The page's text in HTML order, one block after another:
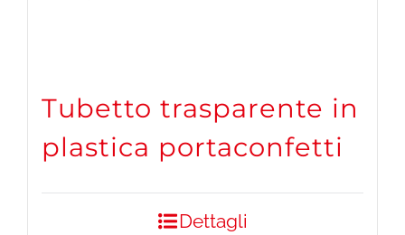
Tubetto trasparente in
plastica portaconfetti
Dettagli